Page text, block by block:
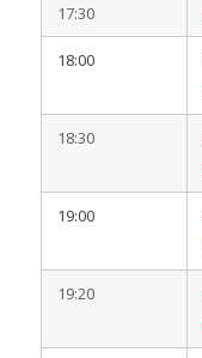
17:30
18:00
18:30
19:00
19:20